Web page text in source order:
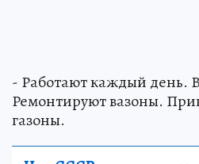
- Работают каждый день.
Ремонтируют вазоны.
газоны.